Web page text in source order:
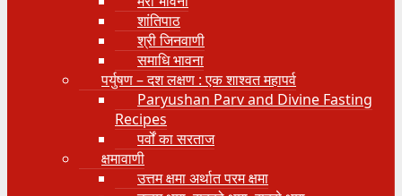
शांतिपाठ
श्री जिनवाणी
समाधि भावना
पर्युषण – दश लक्षण : एक शाश्वत महापर्व
Paryushan Parv and Divine Fasting
Recipes
पर्वों का सरताज
क्षमावाणी
उत्तम क्षमा अर्थात परम क्षमा